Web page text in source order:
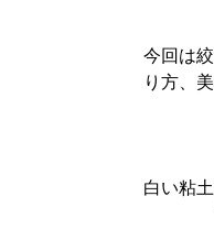
今回は
り方、
白い粘